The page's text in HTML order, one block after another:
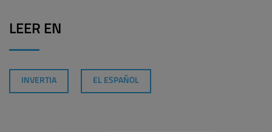
LEER EN
INVERTIA EL ESPAÑOL